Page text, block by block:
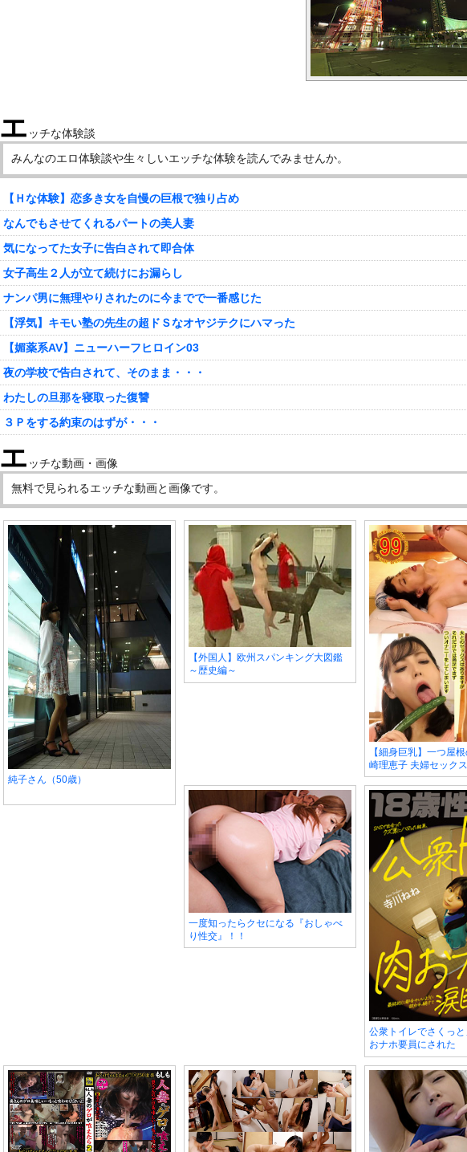
エ ッチな体験談
みんなのエロ体験談や生々しいエッチな体験を読んでみませんか。
【Ｈな体験】恋多き女を自慢の巨根で独り占め
なんでもさせてくれるパートの美人妻
気になってた女子に告白されて即合体
女子高生２人が立て続けにお漏らし
ナンパ男に無理やりされたのに今までで一番感じた
【浮気】キモい塾の先生の超ドＳなオヤジテクにハマった
【媚薬系AV】ニューハーフヒロイン03
夜の学校で告白されて、そのまま・・・
わたしの旦那を寝取った復讐
３Ｐをする約束のはずが・・・
エ ッチな動画・画像
無料で見られるエッチな動画と画像です。
純子さん（50歳）
【外国人】欧州スパンキング大図鑑
～歴史編～
【細身巨乳】一つ屋
崎理恵子 夫婦セック
一度知ったらクセになる『おしゃべ
り性交』！！
公衆トイレでさくっ
おナホ要員にされた